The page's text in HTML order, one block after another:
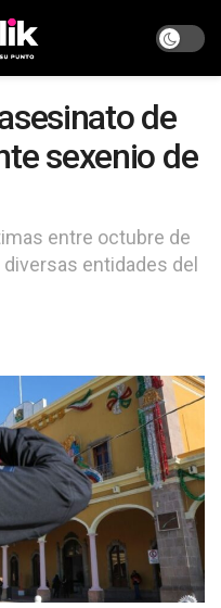
de
sexenio de
entre octubre de
entidades del